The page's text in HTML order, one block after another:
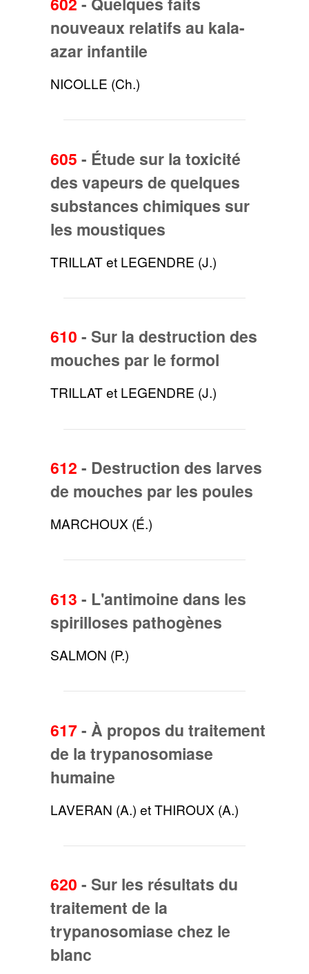
nouveaux relatifs au kala-
azar infantile
NICOLLE (Ch.)
605 - Étude sur la toxicité
des vapeurs de quelques
substances chimiques sur
les moustiques
TRILLAT et LEGENDRE (J.)
610 - Sur la destruction des
mouches par le formol
TRILLAT et LEGENDRE (J.)
612 - Destruction des larves
de mouches par les poules
MARCHOUX (É.)
613 - L'antimoine dans les
spirilloses pathogènes
SALMON (P.)
617-À propos du traitement
de la trypanosomiase
humaine
LAVERAN (A.) et THIROUX (A.)
620 - Sur les résultats du
traitement de la
trypanosomiase chez le
blanc